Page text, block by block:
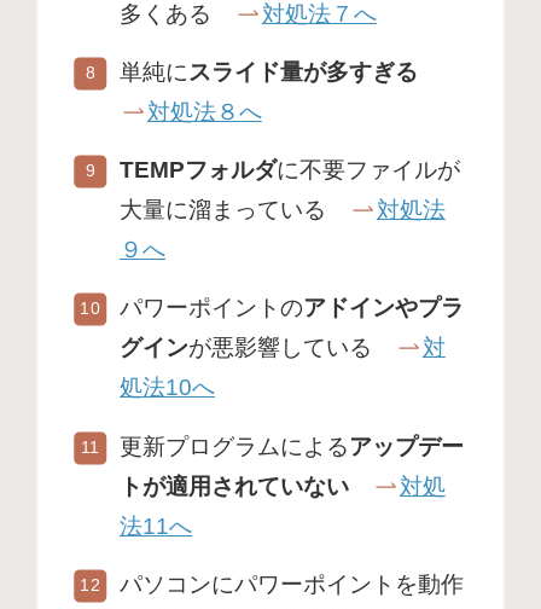
多くある
対処法７へ
単純にスライド量が多すぎる
対処法８へ
TEMPフォルダに不要ファイルが
大量に溜まっている
対処法
９へ
パワーポイントのアドインやプラ
グインが悪影響している
対
処法10へ
更新プログラムによるアップデー
トが適用されていない
対処
法11へ
パソコンにパワーポイントを動作